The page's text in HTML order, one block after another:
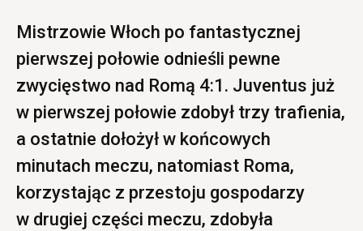
Mistrzowie Włoch po fantastycznej
pierwszej połowie odnieśli pewne
zwycięstwo nad Romą 4:1. Juventus już
w pierwszej połowie zdobył trzy trafienia,
a ostatnie dołożył w końcowych
minutach meczu, natomiast Roma,
korzystając z przestoju gospodarzy
w drugiej części meczu, zdobyła